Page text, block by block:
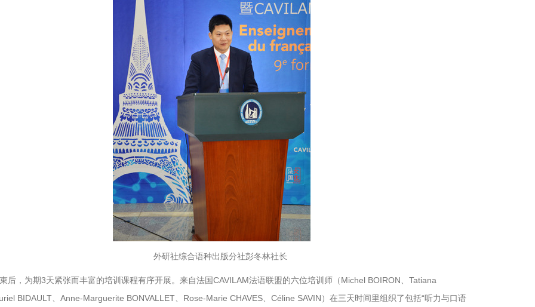
外研社综合语种出版分社彭冬林社长
后，为期3天紧张而丰富的培训课程有序开展。来自法国CAVILAM法语联盟的六位培训师（Michel BOIRON、Tatiana
BIDAULT、Anne-Marguerite BONVALLET、Rose-Marie CHAVES、Céline SAVIN）在三天时间里组织了包括“听力与口语